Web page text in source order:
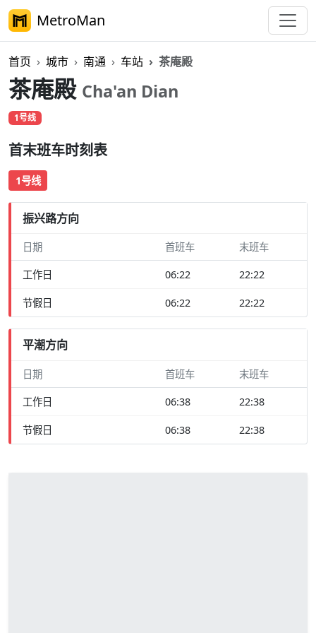
MetroMan
首页 城市 南通 车站 茶庵殿
茶庵殿 Cha'an Dian
1号线
首末班车时刻表
1号线
振兴路方向
日期 首班车 末班车
工作日 06:22 22:22
节假日 06:22 22:22
平潮方向
日期 首班车 末班车
工作日 06:38 22:38
节假日 06:38 22:38